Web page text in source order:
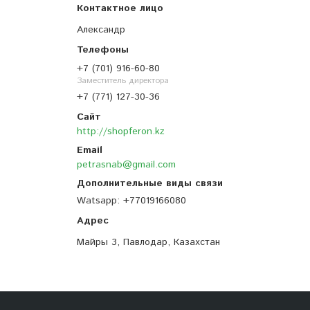
Александр
+7 (701) 916-60-80
Заместитель директора
+7 (771) 127-30-36
http://shopferon.kz
petrasnab@gmail.com
Watsapp +77019166080
Майры 3, Павлодар, Казахстан